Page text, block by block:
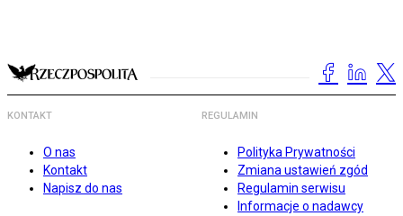
KONTAKT
O nas
Kontakt
Napisz do nas
REGULAMIN
Polityka Prywatności
Zmiana ustawień zgód
Regulamin serwisu
Informacje o nadawcy